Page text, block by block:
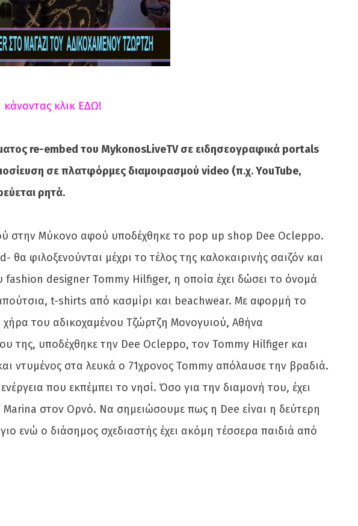
κλικ ΕΔΩ!
re-embed του MykonosLiveTV σε ειδησεογραφικά portals
σε πλατφόρμες διαμοιρασμού video (π.χ. YouTube,
ρητά.
στην Μύκονο αφού υποδέχθηκε το pop up shop Dee Ocleppo.
φιλοξενούνται μέχρι το τέλος της καλοκαιρινής σαιζόν και
fashion designer Tommy Hilfiger, η οποία έχει δώσει το όνομά
t-shirts από κασμίρι και beachwear. Με αφορμή το
του αδικοχαμένου Τζώρτζη Μονογυιού, Αθήνα
της, υποδέχθηκε την Dee Ocleppo, τον Tommy Hilfiger και
ντυμένος στα λευκά ο 71χρονος Tommy απόλαυσε την βραδιά.
που εκπέμπει το νησί. Όσο για την διαμονή του, έχει
στον Ορνό. Να σημειώσουμε πως η Dee είναι η δεύτερη
ενώ ο διάσημος σχεδιαστής έχει ακόμη τέσσερα παιδιά από